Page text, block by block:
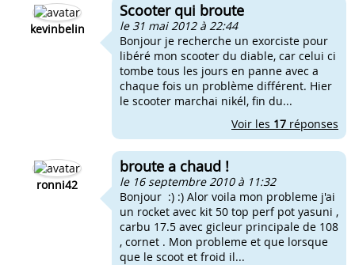
kevinbelin
Scooter qui broute
le 31 mai 2012 à 22:44
Bonjour je recherche un exorciste pour
libéré mon scooter du diable, car celui ci
tombe tous les jours en panne avec a
chaque fois un problème différent. Hier
le scooter marchai nikél, fin du...
Voir les 17 réponses
ronni42
broute a chaud !
le 16 septembre 2010 à 11:32
Bonjour :) :) Alor voila mon probleme j'ai
un rocket avec kit 50 top perf pot yasuni ,
carbu 17.5 avec gicleur principale de 108
, cornet . Mon probleme et que lorsque
que le scoot et froid il...